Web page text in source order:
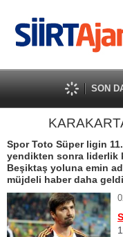
SON
Spor Toto Süper ligin
yendikten sonra liderlik
Beşiktaş yoluna emin
müjdeli haber daha